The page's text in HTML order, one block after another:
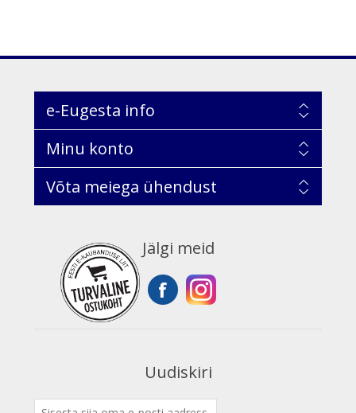
e-Eugesta info
Minu konto
Võta meiega ühendust
Jälgi meid
Uudiskiri